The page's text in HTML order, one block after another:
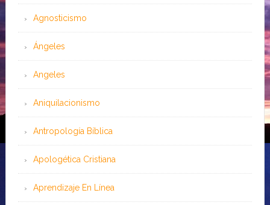
Agnosticismo
Ángeles
Angeles
Aniquilacionismo
Antropología Bíblica
Apologética Cristiana
Aprendizaje En Línea